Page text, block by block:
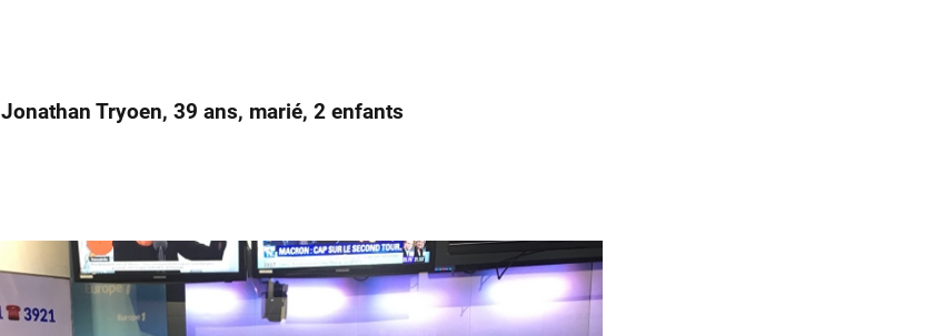
Jonathan Tryoen, 39 ans, marié, 2 enfants